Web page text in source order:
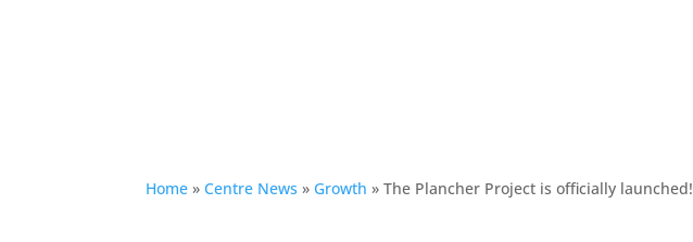
Home »Centre News » Growth »The Plancher Project is officially launched!